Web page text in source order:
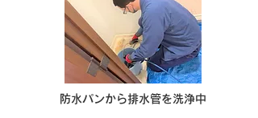
防水パンから排水管を洗浄中